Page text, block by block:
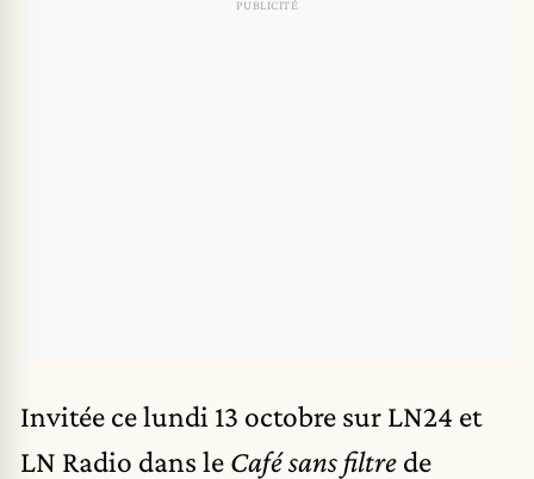
Invitée ce lundi 13 octobre sur LN24 et
LN Radio dans le Café sans filtre de